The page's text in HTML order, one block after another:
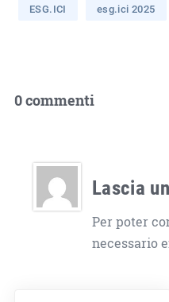
ESG.ICI esg.ici 2025
0 commenti
Lascia
Per poter
necessario